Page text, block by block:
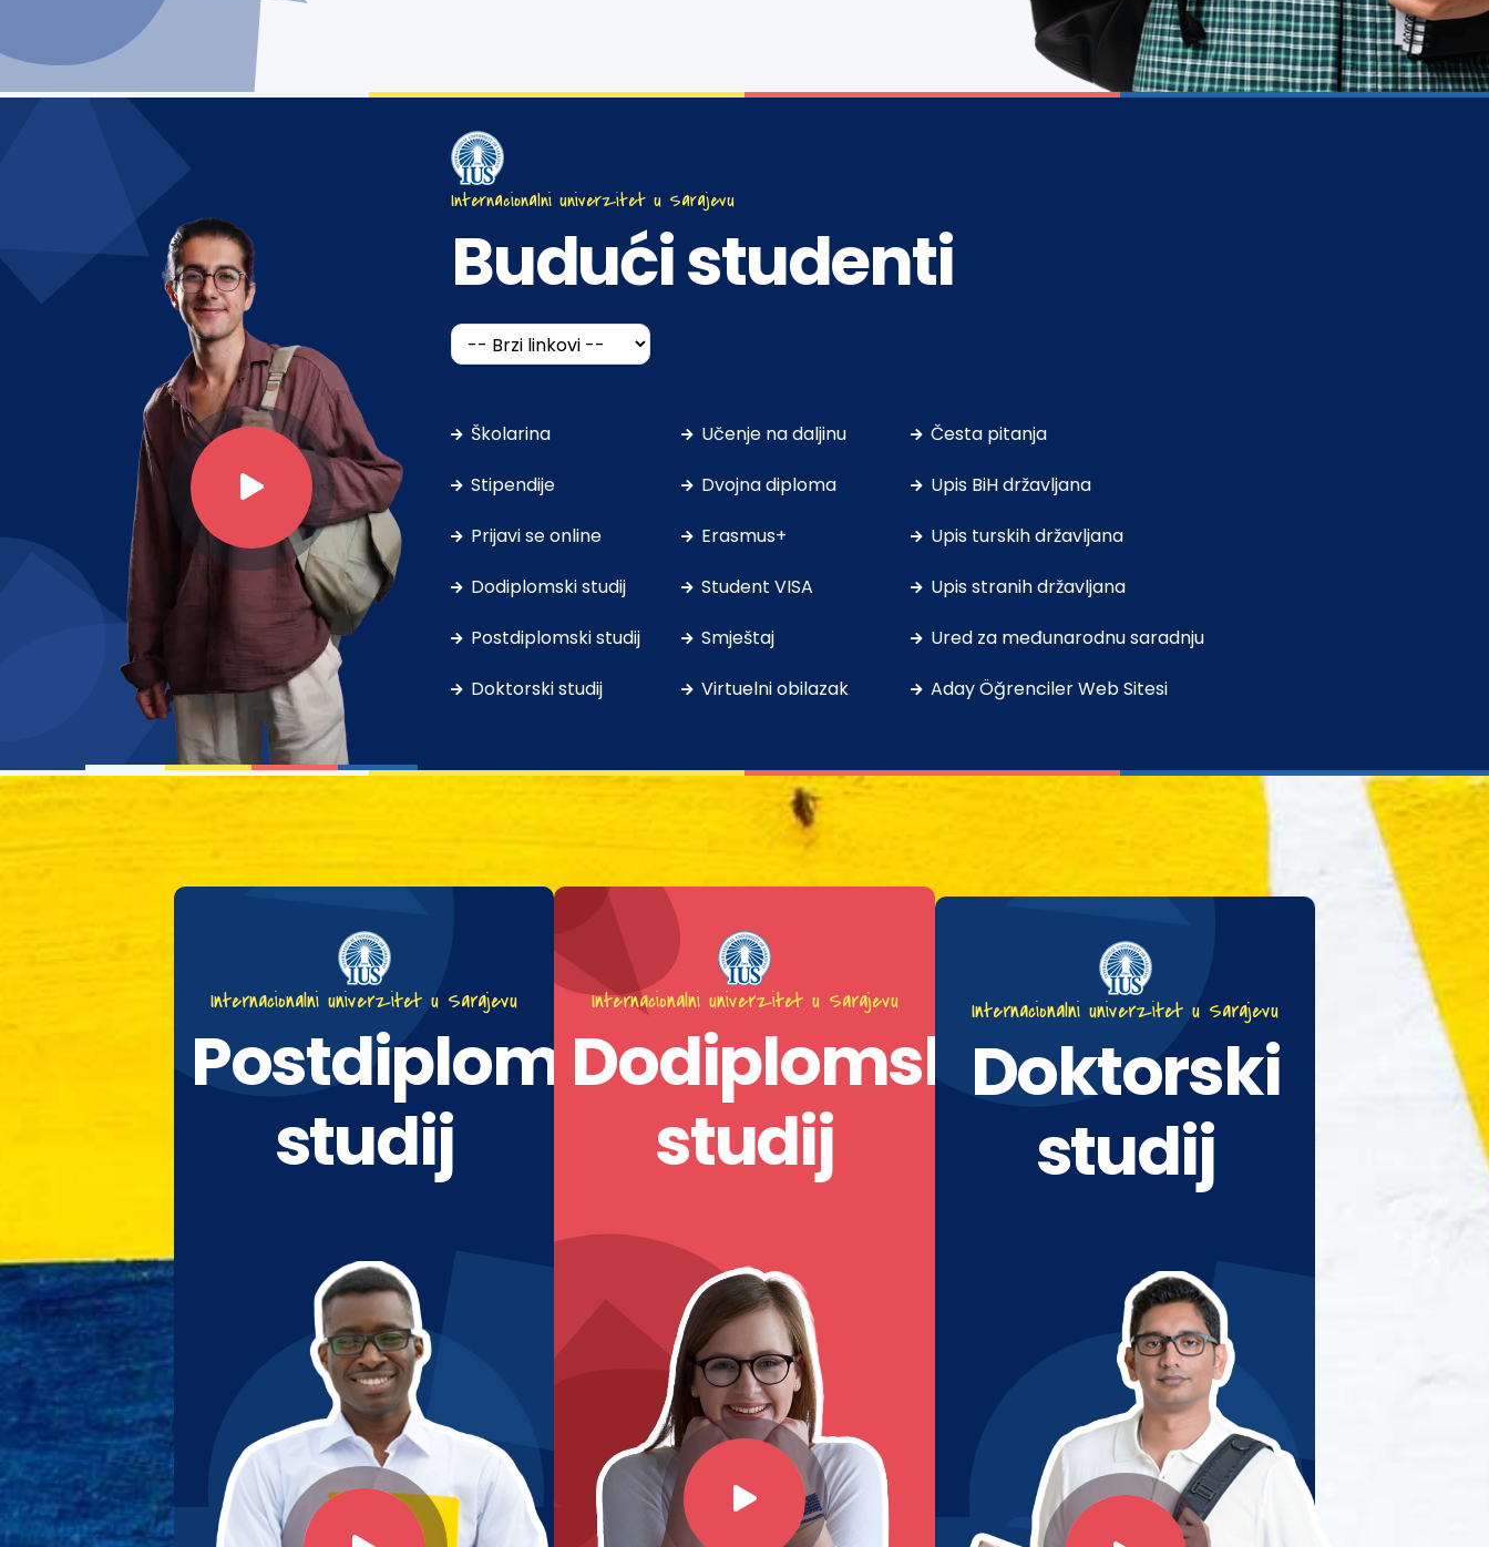
Internacionalni univerzitet u Sarajevu
Budući studenti
Školarina
Stipendije
Prijavi se online
Dodiplomski studij
Postdiplomski studij
Doktorski studij
Učenje na daljinu
Dvojna diploma
Erasmus+
Student VISA
Smještaj
Virtuelni obilazak
Česta pitanja
Upis BiH državljana
Upis turskih državljana
Upis stranih državljana
Ured za međunarodnu saradnju
Aday Öğrenciler Web Sitesi
Internacionalni univerzitet u Sarajevu
Postdiplomski
studij
Internacionalni univerzitet u Sarajevu
Dodiplomski
studij
Internacionalni univerzitet u Sarajevu
Doktorski
studij